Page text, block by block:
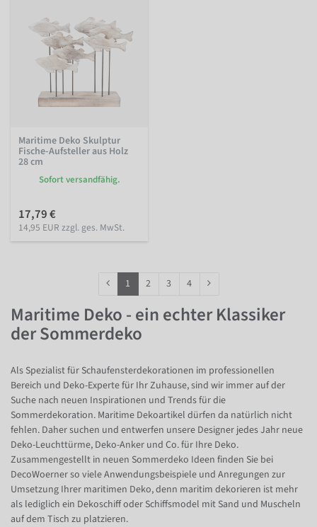
Maritime Deko Skulptur
Fische-Aufsteller aus Holz
28 cm
Sofort versandfähig.
17,79 €
14,95 EUR zzgl. ges. MwSt.
1 2 3 4
Maritime Deko - ein echter Klassiker
der Sommerdeko
Als Spezialist für Schaufensterdekorationen im professionellen
Bereich und Deko-Experte für Ihr Zuhause, sind wir immer auf der
Suche nach neuen Inspirationen und Trends für die
Sommerdekoration. Maritime Dekoartikel dürfen da natürlich nicht
fehlen. Daher suchen und entwerfen unsere Designer jedes Jahr neue
Deko-Leuchttürme, Deko-Anker und Co. für Ihre Deko.
Zusammengestellt in neuen Sommerdeko Ideen finden Sie bei
DecoWoerner so viele Anwendungsbeispiele und Anregungen zur
Umsetzung Ihrer maritimen Deko, denn maritim dekorieren ist mehr
als lediglich ein Dekoschiff oder Schiffsmodel mit Sand und Muscheln
auf dem Tisch zu platzieren.